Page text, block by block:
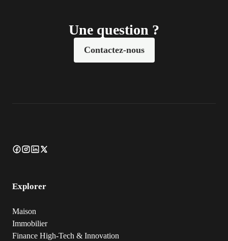
Une question ?
Contactez-nous
Explorer
Maison
Immobilier
Finance High-Tech & Innovation